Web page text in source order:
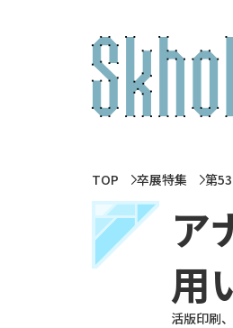
TOP 卒展特集 第
ア
用
活版印刷